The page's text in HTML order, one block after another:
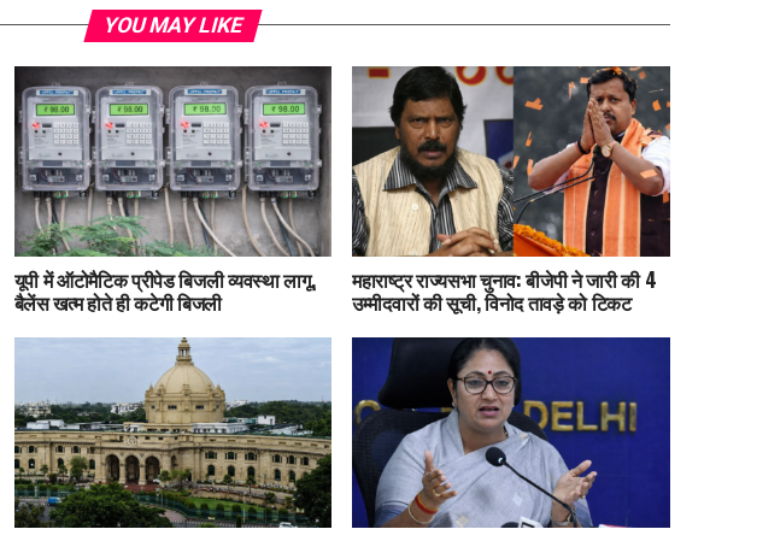
YOU MAY LIKE
यूपी में ऑटोमैटिक प्रीपेड बिजली व्यवस्था लागू,
बैलेंस खत्म होते ही कटेगी बिजली
महाराष्ट्र राज्यसभा चुनाव: बीजेपी ने जारी की 4
उम्मीदवारों की सूची, विनोद तावड़े को टिकट